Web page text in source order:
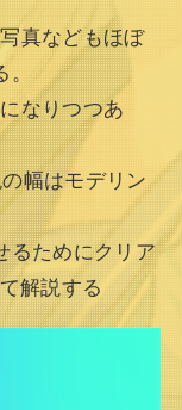
真などもほぼ
なりつつあ
幅はモデリン
るためにクリア
解説する